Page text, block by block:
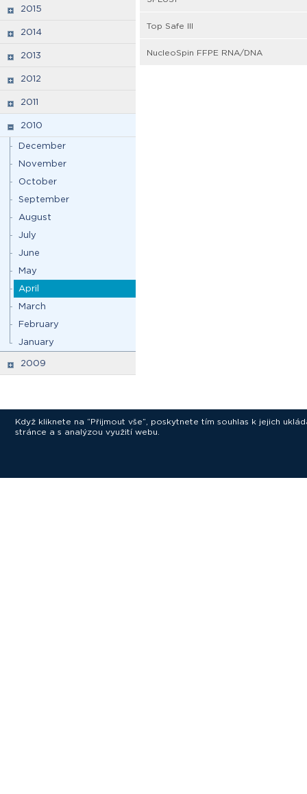
2015
2014
2013
2012
2011
2010
December
November
October
September
August
July
June
May
April
March
February
January
2009
Top Safe III
NucleoSpin FFPE RNA/DNA
Když kliknete na “Přijmout vše”, poskytnete tím souhlas k jejich
stránce a s analýzou využití webu.